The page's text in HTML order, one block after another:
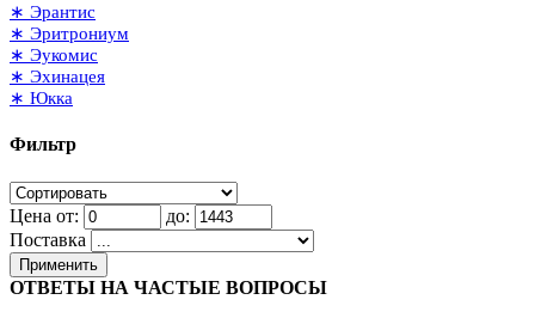
∗ Эрантис
∗ Эритрониум
∗ Эукомис
∗ Эхинацея
∗ Юкка
Фильтр
Цена от:
до:
Поставка
Применить
ОТВЕТЫ НА ЧАСТЫЕ ВОПРОСЫ